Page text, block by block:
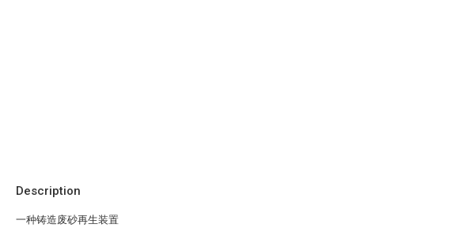
Description
一种铸造废砂再生装置